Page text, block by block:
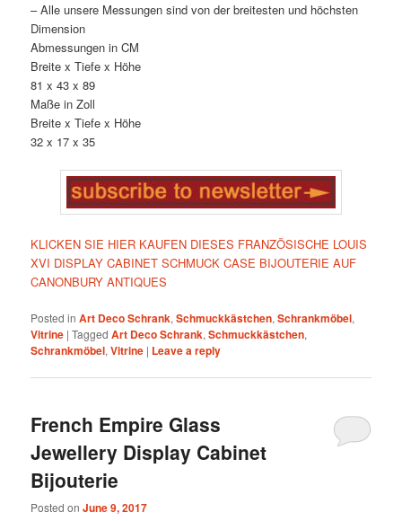
– Alle unsere Messungen sind von der breitesten und höchsten
Dimension
Abmessungen in CM
Breite x Tiefe x Höhe
81 x 43 x 89
Maße in Zoll
Breite x Tiefe x Höhe
32 x 17 x 35
KLICKEN SIE HIER KAUFEN DIESES FRANZÖSISCHE LOUIS
XVI DISPLAY CABINET SCHMUCK CASE BIJOUTERIE AUF
CANONBURY ANTIQUES
Posted in Art Deco Schrank,Schmuckkästchen,Schrankmöbel,
Vitrine |Tagged Art Deco Schrank,Schmuckkästchen,
Schrankmöbel,Vitrine | Leave a reply
French Empire Glass
Jewellery Display Cabinet
Bijouterie
Posted onJune 9, 2017